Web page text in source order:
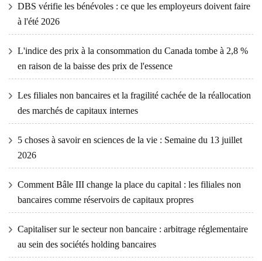
DBS vérifie les bénévoles : ce que les employeurs doivent faire
à l'été 2026
L'indice des prix à la consommation du Canada tombe à 2,8 %
en raison de la baisse des prix de l'essence
Les filiales non bancaires et la fragilité cachée de la réallocation
des marchés de capitaux internes
5 choses à savoir en sciences de la vie : Semaine du 13 juillet
2026
Comment Bâle III change la place du capital : les filiales non
bancaires comme réservoirs de capitaux propres
Capitaliser sur le secteur non bancaire : arbitrage réglementaire
au sein des sociétés holding bancaires